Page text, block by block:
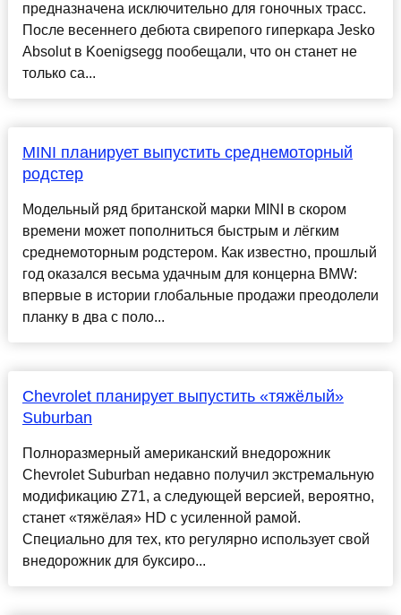
предназначена исключительно для гоночных трасс.
После весеннего дебюта свирепого гиперкара Jesko
Absolut в Koenigsegg пообещали, что он станет не
только са...
MINI планирует выпустить среднемоторный
родстер
Модельный ряд британской марки MINI в скором
времени может пополниться быстрым и лёгким
среднемоторным родстером. Как известно, прошлый
год оказался весьма удачным для концерна BMW:
впервые в истории глобальные продажи преодолели
планку в два с поло...
Chevrolet планирует выпустить «тяжёлый»
Suburban
Полноразмерный американский внедорожник
Chevrolet Suburban недавно получил экстремальную
модификацию Z71, а следующей версией, вероятно,
станет «тяжёлая» HD с усиленной рамой.
Специально для тех, кто регулярно использует свой
внедорожник для буксиро...